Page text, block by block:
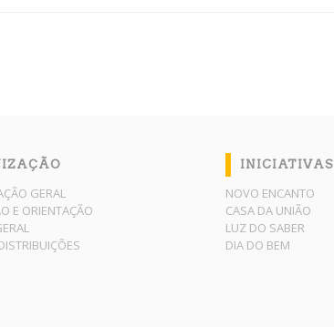
GERAL
E ORIENTAÇÃO
INICIATIVAS
NOVO ENCANTO
CASA DA UNIÃO
LUZ DO SABER
DIA DO BEM